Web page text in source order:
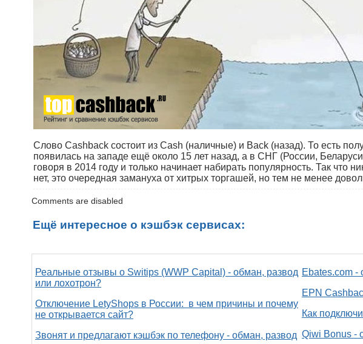
Слово Cashback состоит из Cash (наличные) и Back (назад). То есть
появилась на западе ещё около 15 лет назад, а в СНГ (России,
говоря в 2014 году и только начинает набирать популярность. Так что
нет, это очередная замануха от хитрых торгашей, но тем не менее
Comments are disabled
Ещё интересное о кэшбэк сервисах:
Реальные отзывы о Switips (WWP Capital) - обман, развод
или лохотрон?
Отключение LetyShops в России: в чем причины и почему
не открывается сайт?
Звонят и предлагают кэшбэк по телефону - обман, развод
Ebates.com -
EPN
Как
Qiwi Bonus -